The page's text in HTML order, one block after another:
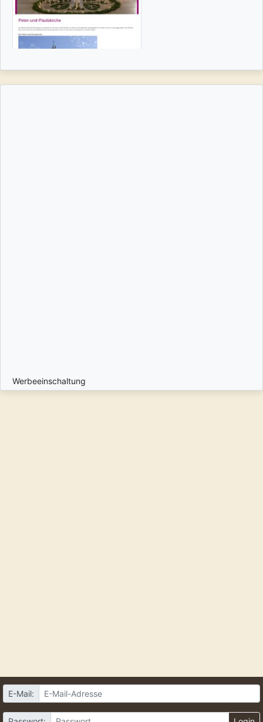
Werbeeinschaltung
E-Mail: